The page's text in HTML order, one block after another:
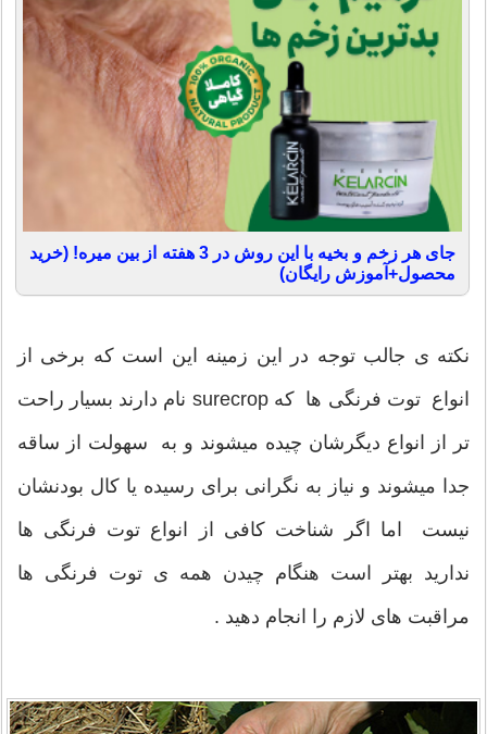
جای هر زخم و بخیه با این روش در 3 هفته از بین میره! (خرید
محصول+آموزش رایگان)
نکته ی جالب توجه در این زمینه این است که برخی از
انواع توت فرنگی ها که surecrop نام دارند بسیار راحت
تر از انواع دیگرشان چیده میشوند و به سهولت از ساقه
جدا میشوند و نیاز به نگرانی برای رسیده یا کال بودنشان
نیست اما اگر شناخت کافی از انواع توت فرنگی ها
ندارید بهتر است هنگام چیدن همه ی توت فرنگی ها
مراقبت های لازم را انجام دهید .